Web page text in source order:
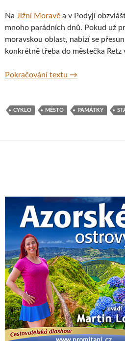
Na Jižní Moravě a v Podyjí
mnoho parádních dnů. Pokud už
moravskou oblast, nabízí se
konkrétně třeba do městečka Retz
Pokračování textu Retz, Podyjí,
→
CYKLO MĚSTO PAMÁTKY